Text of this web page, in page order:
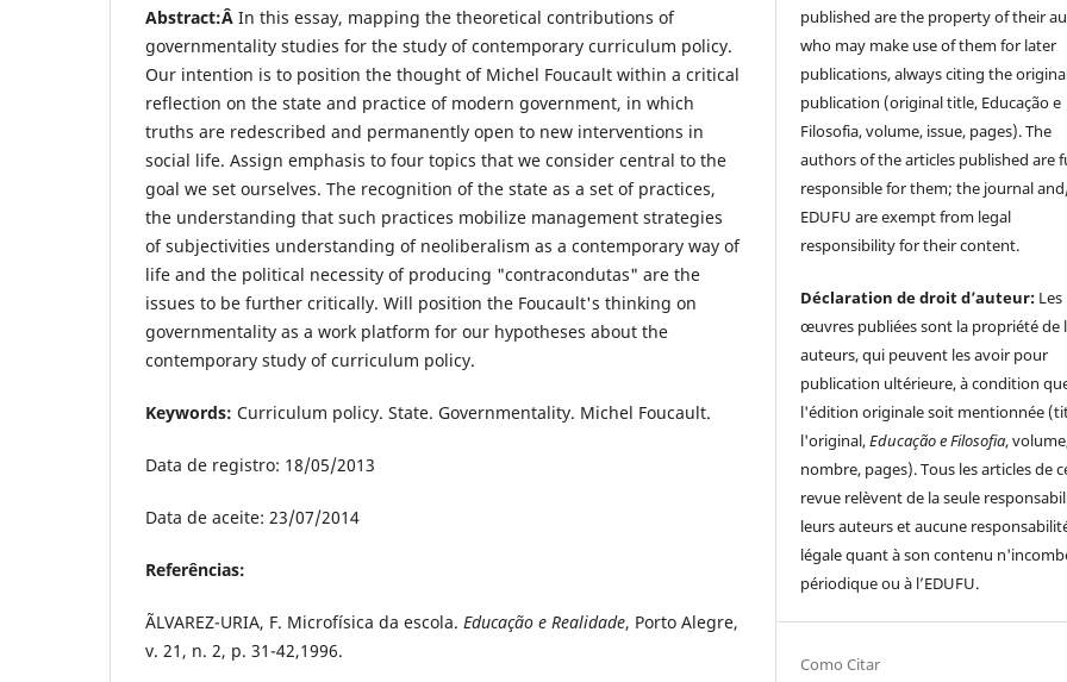
Abstract:Â In this essay, mapping the theoretical contributions of
governmentality studies for the study of contemporary curriculum policy.
Our intention is to position the thought of Michel Foucault within a critical
reflection on the state and practice of modern government, in which
truths are redescribed and permanently open to new interventions in
social life. Assign emphasis to four topics that we consider central to the
goal we set ourselves. The recognition of the state as a set of practices,
the understanding that such practices mobilize management strategies
of subjectivities understanding of neoliberalism as a contemporary way of
life and the political necessity of producing "contracondutas" are the
issues to be further critically. Will position the Foucault's thinking on
governmentality as a work platform for our hypotheses about the
contemporary study of curriculum policy.
Keywords: Curriculum policy. State. Governmentality. Michel Foucault.
Data de registro: 18/05/2013
Data de aceite: 23/07/2014
Referências:
ÃLVAREZ-URIA, F. Microfísica da escola. Educação e Realidade, Porto Alegre,
v. 21, n. 2, p. 31-42,1996.
published are the property of their
who may make use of them for later
publications, always citing the
publication (original title, Educação e
Filosofia, volume, issue, pages). The
authors of the articles published are
responsible for them; the journal
EDUFU are exempt from legal
responsibility for their content.
Déclaration de droit d’auteur: Les
œuvres publiées sont la propriété de
auteurs, qui peuvent les avoir pour
publication ultérieure, à condition
l'édition originale soit mentionnée
l'original,Educação e Filosofia,
nombre, pages). Tous les articles de
revue relèvent de la seule
leurs auteurs et aucune
légale quant à son contenu
périodique ou à l’EDUFU.
Como Citar